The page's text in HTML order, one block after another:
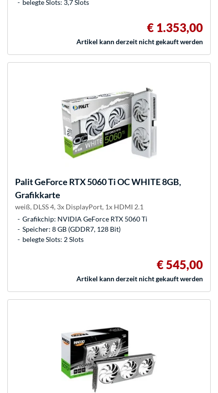
belegte Slots: 3,7 Slots
€ 1.353,00
Artikel kann derzeit nicht gekauft werden
PalitGeForce RTX 5060 Ti OC WHITE 8GB,
Grafikkarte
weiß, DLSS 4, 3x DisplayPort, 1x HDMI 2.1
Grafikchip: NVIDIA GeForce RTX 5060 Ti
Speicher: 8 GB (GDDR7, 128 Bit)
belegte Slots: 2 Slots
€ 545,00
Artikel kann derzeit nicht gekauft werden